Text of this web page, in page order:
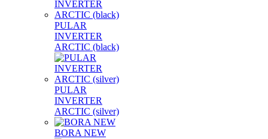
PULAR
INVERTER
ARCTIC (black)
PULAR
INVERTER
ARCTIC (silver)
BORA NEW